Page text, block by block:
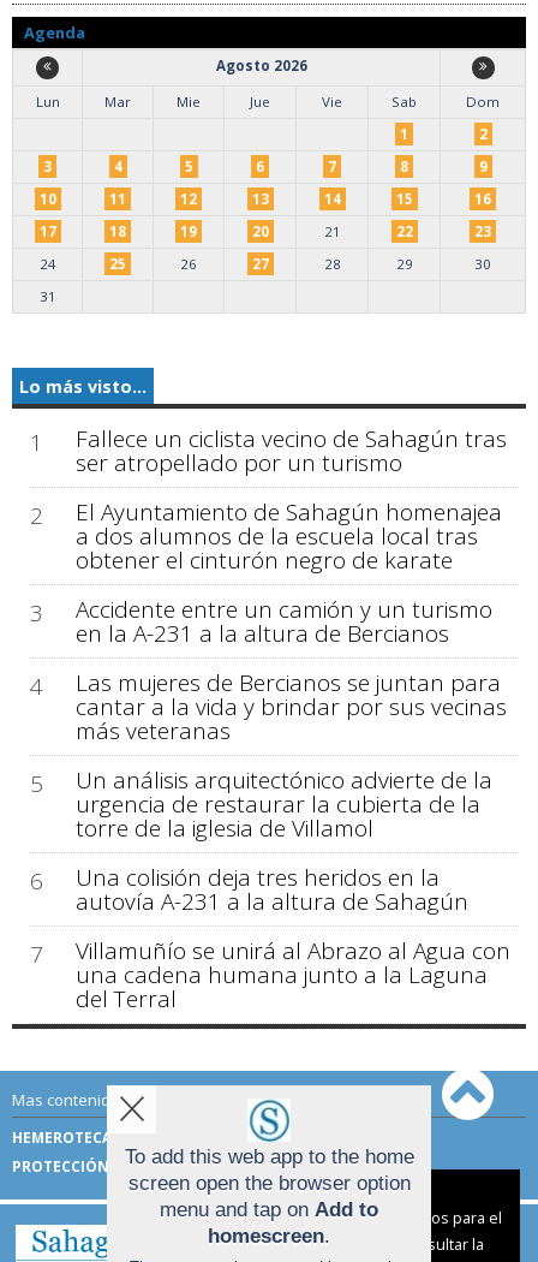
Agenda
Agosto 2026
Lun
Mar Mie Jue Vie Sab
Dom
1
2
3
4 5 6 7 8
9
10
11 12 13 14 15
16
17
18 19 20 21 22
23
24
25 26 27 28 29
30
31
Lo más visto...
1 Fallece un ciclista vecino de Sahagún tras
ser atropellado por un turismo
2
El Ayuntamiento de Sahagún homenajea
a dos alumnos de la escuela local tras
obtener el cinturón negro de karate
3
Accidente entre un camión y un turismo
en la A-231 a la altura de Bercianos
4
Las mujeres de Bercianos se juntan para
cantar a la vida y brindar por sus vecinas
más veteranas
5
Un análisis arquitectónico advierte de la
urgencia de restaurar la cubierta de la
torre de la iglesia de Villamol
6
Una colisión deja tres heridos en la
autovía A-231 a la altura de Sahagún
7
Villamuñío se unirá al Abrazo al Agua con
una cadena humana junto a la Laguna
del Terral
Mas contenido de Sahagún Digital:
HEMEROTECA
TÉRMINOS DE USO
PROTECCIÓN DE DATOS
Aviso sobre el Uso de cookies:
Utilizamos cookies nuestras y de terceros para el
funcionamiento del digital. Puedes consultar la
To add this web app to the home
screen open the browser option
menu and tap on Add to
homescreen.